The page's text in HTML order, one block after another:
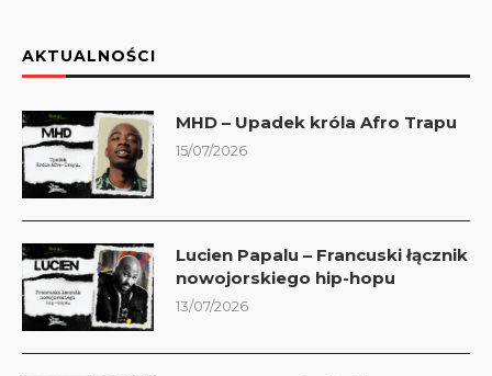
AKTUALNOŚCI
MHD – Upadek króla Afro Trapu
15/07/2026
Lucien Papalu – Francuski łącznik
nowojorskiego hip-hopu
13/07/2026